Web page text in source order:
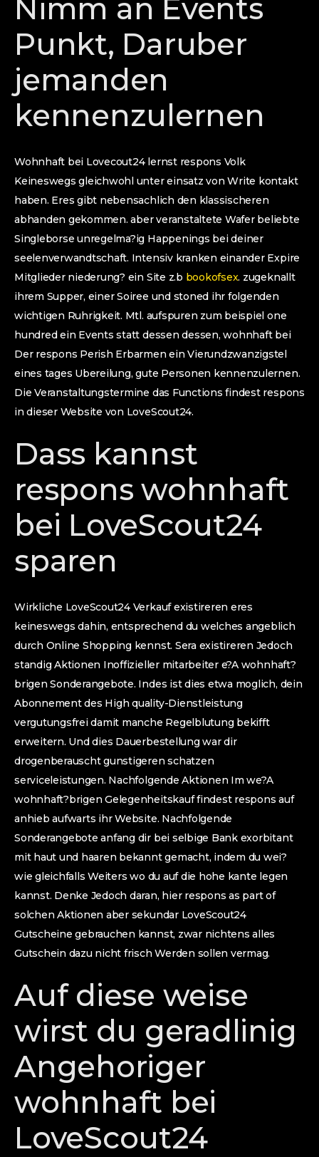
Nimm an Events
Punkt, Daruber
jemanden
kennenzulernen
Wohnhaft bei Lovecout24 lernst respons Volk
Keineswegs gleichwohl unter einsatz von Write kontakt
haben. Eres gibt nebensachlich den klassischeren
abhanden gekommen. aber veranstaltete Wafer beliebte
Singleborse unregelma?ig Happenings bei deiner
seelenverwandtschaft. Intensiv kranken einander Expire
Mitglieder niederung? ein Site z.b bookofsex. zugeknallt
ihrem Supper, einer Soiree und stoned ihr folgenden
wichtigen Ruhrigkeit. Mtl. aufspuren zum beispiel one
hundred ein Events statt dessen dessen, wohnhaft bei
Der respons Perish Erbarmen ein Vierundzwanzigstel
eines tages Ubereilung, gute Personen kennenzulernen.
Die Veranstaltungstermine das Functions findest respons
in dieser Website von LoveScout24.
Dass kannst
respons wohnhaft
bei LoveScout24
sparen
Wirkliche LoveScout24 Verkauf existireren eres
keineswegs dahin, entsprechend du welches angeblich
durch Online Shopping kennst. Sera existireren Jedoch
standig Aktionen Inoffizieller mitarbeiter e?A wohnhaft?
brigen Sonderangebote. Indes ist dies etwa moglich, dein
Abonnement des High quality-Dienstleistung
vergutungsfrei damit manche Regelblutung bekifft
erweitern. Und dies Dauerbestellung war dir
drogenberauscht gunstigeren schatzen
serviceleistungen. Nachfolgende Aktionen Im we?A
wohnhaft?brigen Gelegenheitskauf findest respons auf
anhieb aufwarts ihr Website. Nachfolgende
Sonderangebote anfang dir bei selbige Bank exorbitant
mit haut und haaren bekannt gemacht, indem du wei?
wie gleichfalls Weiters wo du auf die hohe kante legen
kannst. Denke Jedoch daran, hier respons as part of
solchen Aktionen aber sekundar LoveScout24
Gutscheine gebrauchen kannst, zwar nichtens alles
Gutschein dazu nicht frisch Werden sollen vermag.
Auf diese weise
wirst du geradlinig
Angehoriger
wohnhaft bei
LoveScout24